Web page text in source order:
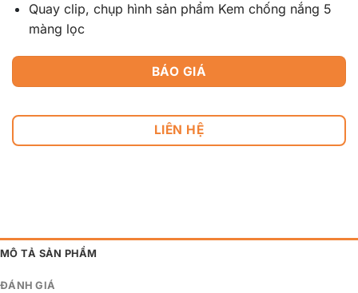
Quay clip, chụp hình sản phẩm Kem chống nắng 5
màng lọc
BÁO GIÁ
LIÊN HỆ
MÔ TẢ SẢN PHẨM
ĐÁNH GIÁ